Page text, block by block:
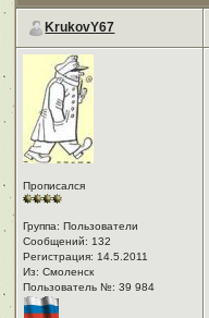
KrukovY67
Прописался
Группа: Пользователи
Сообщений: 132
Регистрация: 14.5.2011
Из: Смоленск
Пользователь №: 39 984